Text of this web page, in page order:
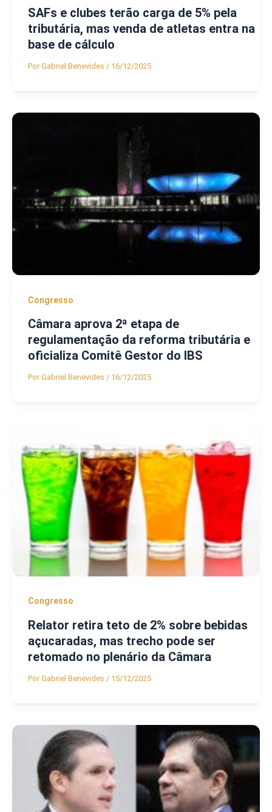
SAFs e clubes terão carga de 5% pela
tributária, mas venda de atletas entra na
base de cálculo
PorGabriel Benevides / 16/12/2025
Congresso
Câmara aprova 2ª etapa de
regulamentação da reforma tributária e
oficializa Comitê Gestor do IBS
PorGabriel Benevides / 16/12/2025
Congresso
Relator retira teto de 2% sobre bebidas
açucaradas, mas trecho pode ser
retomado no plenário da Câmara
PorGabriel Benevides / 15/12/2025